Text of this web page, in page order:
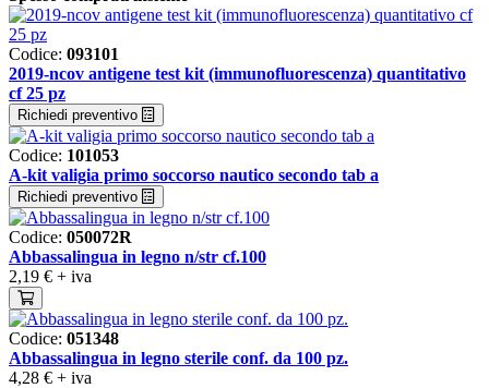
Codice: 093101
2019-ncov antigene test kit (immunofluorescenza) quantitativo
cf 25 pz
Richiedi preventivo
Codice: 101053
A-kit valigia primo soccorso nautico secondo tab a
Richiedi preventivo
Codice: 050072R
Abbassalingua in legno n/str cf.100
2,19 € + iva
Codice: 051348
Abbassalingua in legno sterile conf. da 100 pz.
4,28 € + iva